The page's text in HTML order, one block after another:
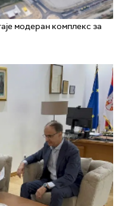
модеран комплекс за